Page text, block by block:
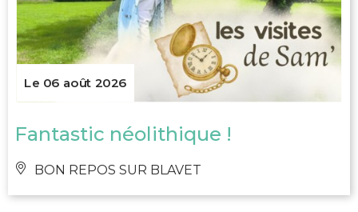
Le 06 août 2026
Fantastic néolithique !
BON REPOS SUR BLAVET